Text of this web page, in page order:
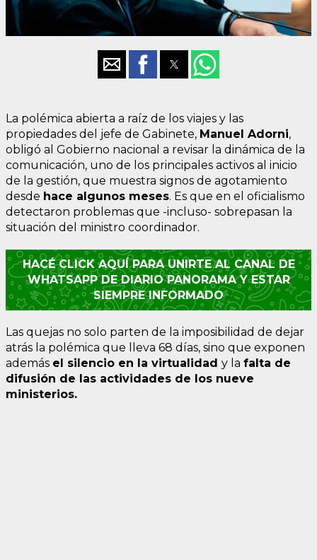
La polémica abierta a raíz de los viajes y las
propiedades del jefe de Gabinete, Manuel Adorni,
obligó al Gobierno nacional a revisar la dinámica de la
comunicación, uno de los principales activos al inicio
de la gestión, que muestra signos de agotamiento
desde hace algunos meses. Es que en el oficialismo
detectaron problemas que -incluso- sobrepasan la
situación del ministro coordinador.
HACÉ CLICK AQUÍ PARA UNIRTE AL CANAL DE
WHATSAPP DE DIARIO PANORAMA Y ESTAR
SIEMPRE INFORMADO
Las quejas no solo parten de la imposibilidad de dejar
atrás la polémica que lleva 68 días, sino que exponen
además el silencio en la virtualidad y la falta de
difusión de las actividades de los nueve
ministerios.